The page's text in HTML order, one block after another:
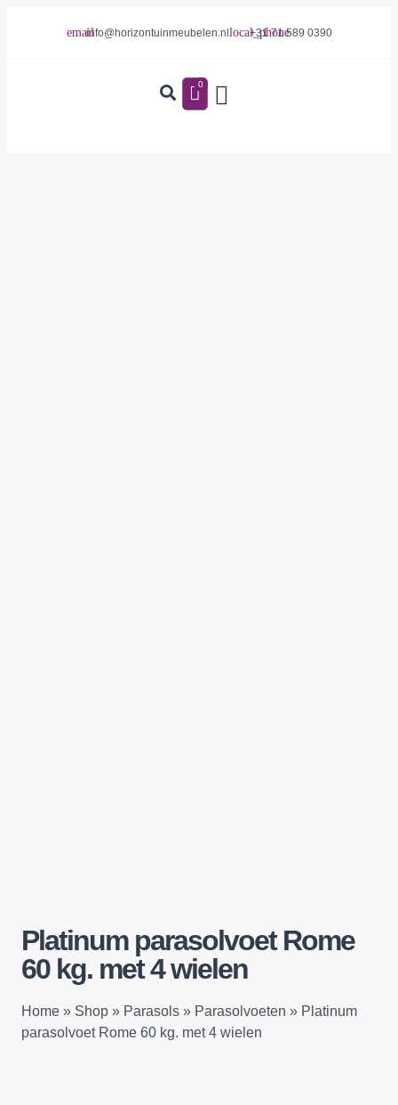
info@horizontuinmeubelen.nl +31 71 589 0390
0
Platinum parasolvoet Rome
60 kg. met 4 wielen
Home » Shop » Parasols » Parasolvoeten » Platinum
parasolvoet Rome 60 kg. met 4 wielen